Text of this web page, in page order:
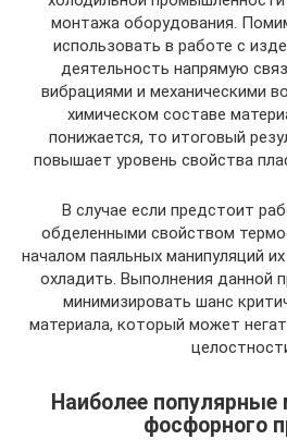
монтажа оборудования.
использовать в работе с
деятельность напрямую
вибрациями и механическими
химическом составе
понижается, то итоговый
повышает уровень свойства
В случае если предстоит
обделенными свойством
началом паяльных манипуляций
охладить. Выполнения данной
минимизировать шанс
материала, который может
Наиболее
фосфорного